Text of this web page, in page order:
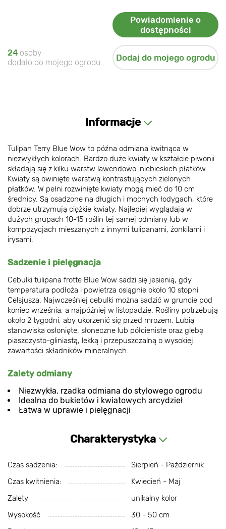
Powiadomienie o
dostępności
24 osoby
dodało do mojego ogrodu
Dodaj do mojego ogrodu
Informacje
Tulipan Terry Blue Wow to późna odmiana kwitnąca w
niezwykłych kolorach. Bardzo duże kwiaty w kształcie piwonii
składają się z kilku warstw lawendowo-niebieskich płatków.
Kwiaty są owinięte warstwą kontrastujących zielonych
płatków. W pełni rozwinięte kwiaty mogą mieć do 10 cm
średnicy. Są osadzone na długich i mocnych łodygach, które
dobrze utrzymują ciężkie kwiaty. Najlepiej wyglądają w
dużych grupach 10-15 roślin tej samej odmiany lub w
kompozycjach mieszanych z innymi tulipanami, żonkilami i
irysami.
Sadzenie i pielęgnacja
Cebulki tulipana frotte Blue Wow sadzi się jesienią, gdy
temperatura podłoża i powietrza osiągnie około 10 stopni
Celsjusza. Najwcześniej cebulki można sadzić w gruncie pod
koniec września, a najpóźniej w listopadzie. Rośliny potrzebują
około 2 tygodni, aby ukorzenić się przed mrozem. Lubią
stanowiska osłonięte, słoneczne lub półcieniste oraz glebę
piaszczysto-gliniastą, lekką i przepuszczalną o wysokiej
zawartości składników mineralnych.
Zalety odmiany
Niezwykła, rzadka odmiana do stylowego ogrodu
Idealna do bukietów i kwiatowych arcydzieł
Łatwa w uprawie i pielęgnacji
Charakterystyka
Czas sadzenia:
Sierpień - Październik
Czas kwitnienia:
Kwiecień - Maj
Zalety
unikalny kolor
Wysokość
30 - 50 cm